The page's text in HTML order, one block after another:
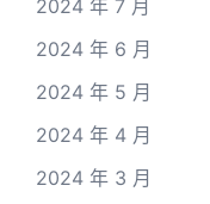
2024 年 7 月
2024 年 6 月
2024 年 5 月
2024 年 4 月
2024 年 3 月